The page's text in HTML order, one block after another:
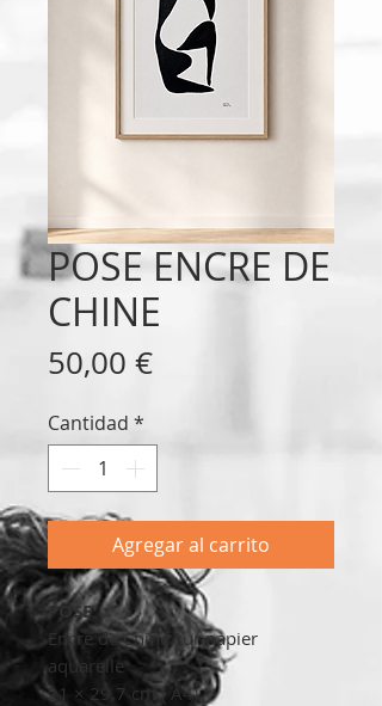
POSE ENCRE DE
CHINE
50,00 €Precio
Cantidad *
Agregar al carrito
POSE
Encre de Chine sur papier
aquarelle
21 × 29,7 cm ( A4)